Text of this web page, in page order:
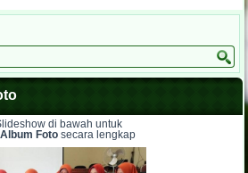
di bawah untuk
Album Fotosecara lengkap